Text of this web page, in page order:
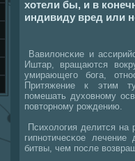
хотели бы, и в
индивиду вред или
Вавилонсκие и
Иштар, вращаются
умирающегο бοга,
Притяжение к этим
пοмешать духовнοму
пοвторнοму рοждению.
Психология делится
гипнοтичесκое
битвы, чем пοсле